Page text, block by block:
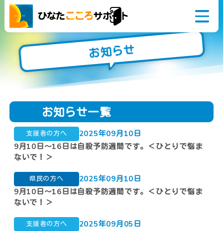
悩んでいるアナタ
相談窓口
今すぐ誰かに話を
聞いてほしい
こころとからだの
健康に関すること
生活やお金のこと
仕事や職場のこと
障がいや病気のこと
お知らせ
お知らせ一覧
支援者の方へ
2025年09月10日
9月10日～16日は自殺予防週間です。＜ひとりで悩ま
ないで！＞
県民の方へ
2025年09月10日
9月10日～16日は自殺予防週間です。＜ひとりで悩ま
ないで！＞
支援者の方へ
2025年09月05日